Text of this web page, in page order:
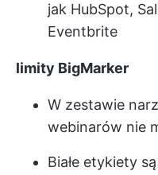
jak HubSpot,
Eventbrite
limity BigMarker
W zestawie
webinarów nie
Białe etykiety